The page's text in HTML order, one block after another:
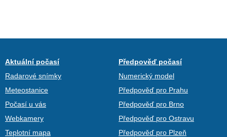
Aktuální počasí
Radarové snímky
Meteostanice
Počasí u vás
Webkamery
Teplotní mapa
Předpověď počasí
Numerický model
Předpověď pro Prahu
Předpověď pro Brno
Předpověď pro Ostravu
Předpověď pro Plzeň